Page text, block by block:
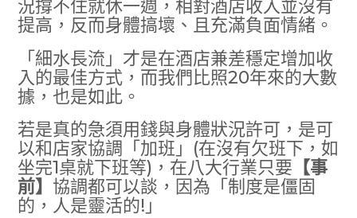
況撐不住就休一週，相對酒店收入並沒有
提高，反而身體搞壞、且充滿負面情緒。
「細水長流」才是在酒店兼差穩定增加收
入的最佳方式，而我們比照20年來的大數
據，也是如此。
若是真的急須用錢與身體狀況許可，是可
以和店家協調「加班」(在沒有欠班下，如
坐完1桌就下班等)，在八大行業只要 【事
前】 協調都可以談，因為「制度是僵固
的，人是靈活的!」